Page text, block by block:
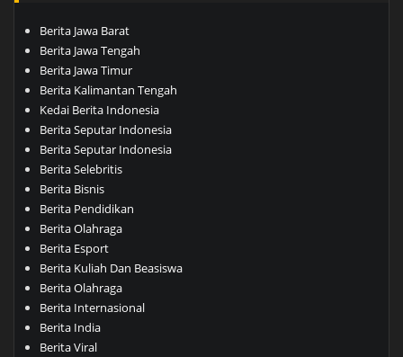
Berita Jawa Barat
Berita Jawa Tengah
Berita Jawa Timur
Berita Kalimantan Tengah
Kedai Berita Indonesia
Berita Seputar Indonesia
Berita Seputar Indonesia
Berita Selebritis
Berita Bisnis
Berita Pendidikan
Berita Olahraga
Berita Esport
Berita Kuliah Dan Beasiswa
Berita Olahraga
Berita Internasional
Berita India
Berita Viral